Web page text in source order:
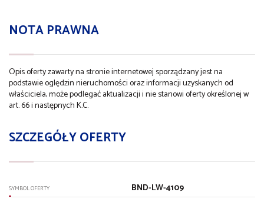
NOTA PRAWNA
Opis oferty zawarty na stronie internetowej sporządzany jest na
podstawie oględzin nieruchomości oraz informacji uzyskanych od
właściciela, może podlegać aktualizacji i nie stanowi oferty określonej w
art. 66 i następnych K.C.
SZCZEGÓŁY OFERTY
SYMBOL OFERTY BND-LW-4109